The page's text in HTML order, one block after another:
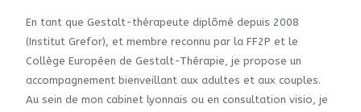
En tant que Gestalt-thérapeute diplômé depuis 2008
(Institut Grefor), et membre reconnu par la FF2P et le
Collège Européen de Gestalt-Thérapie, je propose un
accompagnement bienveillant aux adultes et aux couples.
Au sein de mon cabinet lyonnais ou en consultation visio, je